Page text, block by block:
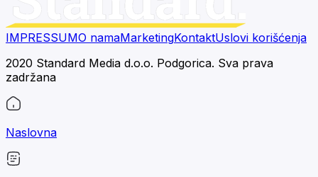
IMPRESSUMO namaMarketingKontaktUslovi korišćenja
2020 Standard Media d.o.o. Podgorica. Sva prava
zadržana
Naslovna